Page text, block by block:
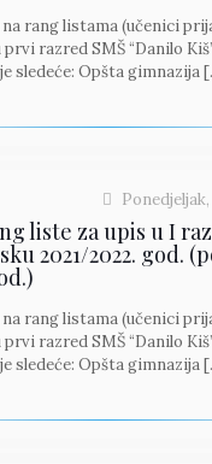
rang listama (učenici
razred SMŠ “Danilo
sledeće: Opšta gimnazija
Ponedjeljak,
liste za upis u I
2021/2022. god.
rang listama (učenici
razred SMŠ “Danilo
sledeće: Opšta gimnazija